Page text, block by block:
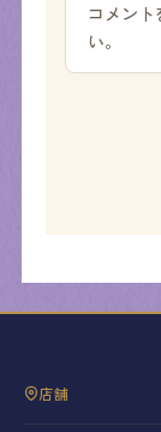
コメン
い。
店舗